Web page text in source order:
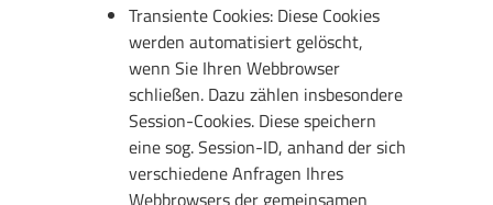
Transiente Cookies: Diese Cookies
werden automatisiert gelöscht,
wenn Sie Ihren Webbrowser
schließen. Dazu zählen insbesondere
Session-Cookies. Diese speichern
eine sog. Session-ID, anhand der sich
verschiedene Anfragen Ihres
Webbrowsers der gemeinsamen